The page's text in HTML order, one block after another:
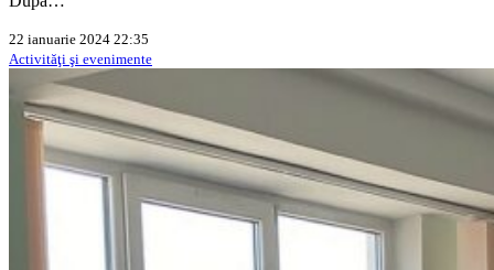
22 ianuarie 2024 22:35
Activităţi şi evenimente